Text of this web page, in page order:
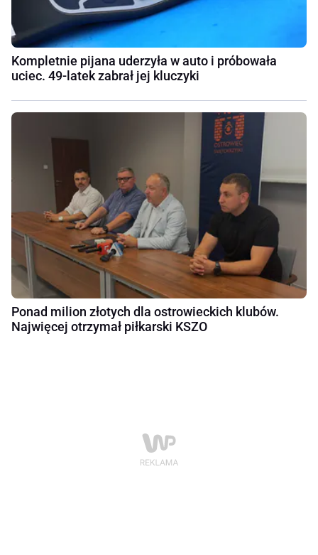
Kompletnie pijana uderzyła w auto i próbowała
uciec. 49-latek zabrał jej kluczyki
Ponad milion złotych dla ostrowieckich klubów.
Najwięcej otrzymał piłkarski KSZO